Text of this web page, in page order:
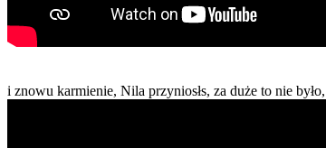
i znowu karmienie, Nila przyniosłs, za duże to nie